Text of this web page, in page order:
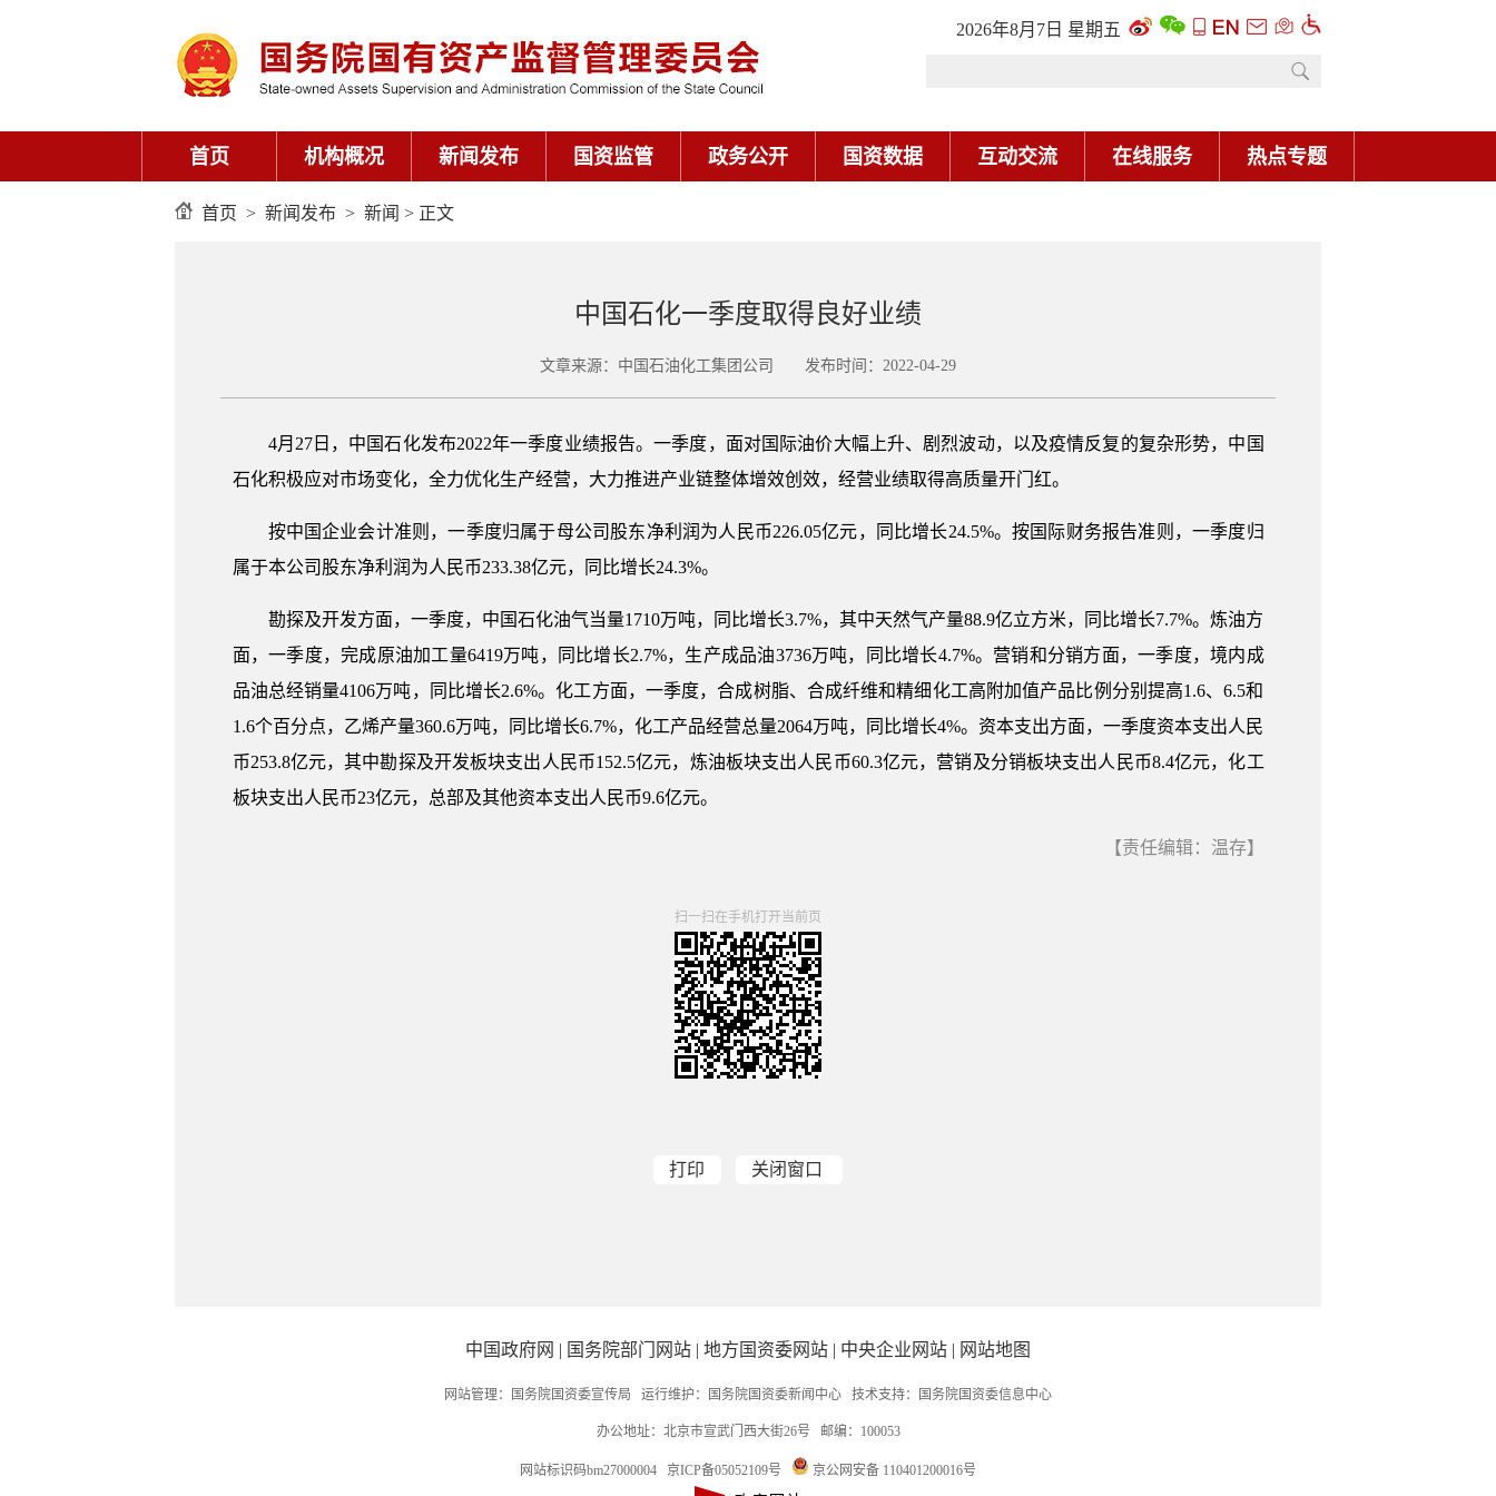
2026年8月7日 星期五
首页 机构概况 新闻发布 国资监管 政务公开 国资数据 互动交流 在线服务 热点专题
首页 > 新闻发布 > 新闻 > 正文
中国石化一季度取得良好业绩
文章来源：中国石油化工集团公司 发布时间：2022-04-29
4月27日，中国石化发布2022年一季度业绩报告。一季度，面对国际油价大幅上升、剧烈波动，以及疫情反复的复杂形势，中国
石化积极应对市场变化，全力优化生产经营，大力推进产业链整体增效创效，经营业绩取得高质量开门红。
按中国企业会计准则，一季度归属于母公司股东净利润为人民币226.05亿元，同比增长24.5%。按国际财务报告准则，一季度归
属于本公司股东净利润为人民币233.38亿元，同比增长24.3%。
勘探及开发方面，一季度，中国石化油气当量1710万吨，同比增长3.7%，其中天然气产量88.9亿立方米，同比增长7.7%。炼油方
面，一季度，完成原油加工量6419万吨，同比增长2.7%，生产成品油3736万吨，同比增长4.7%。营销和分销方面，一季度，境内成
品油总经销量4106万吨，同比增长2.6%。化工方面，一季度，合成树脂、合成纤维和精细化工高附加值产品比例分别提高1.6、6.5和
1.6个百分点，乙烯产量360.6万吨，同比增长6.7%，化工产品经营总量2064万吨，同比增长4%。资本支出方面，一季度资本支出人民
币253.8亿元，其中勘探及开发板块支出人民币152.5亿元，炼油板块支出人民币60.3亿元，营销及分销板块支出人民币8.4亿元，化工
板块支出人民币23亿元，总部及其他资本支出人民币9.6亿元。
【责任编辑：温存】
扫一扫在手机打开当前页
打印 关闭窗口